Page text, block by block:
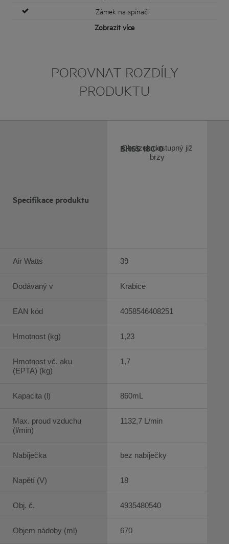
Zámek na spínači
Zobrazit více
POROVNAT ROZDÍLY
PRODUKTU
Specifikace produktu
Air Watts
Dodávaný v
EAN kód
Hmotnost (kg)
Hmotnost vč. aku
(EPTA) (kg)
Kapacita (l)
Max. proud vzduchu
(l/min)
Nabíječka
Napětí (V)
Obj. č.
Objem nádoby (ml)
Obrázek dostupný již
brzy
BHSS 18C-0
39
Krabice
4058546408251
1,23
1,7
860mL
1132,7 L/min
bez nabíječky
18
4935480540
670